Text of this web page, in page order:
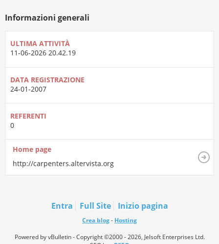
Informazioni generali
ULTIMA ATTIVITÀ
11-06-2026 20.42.19
DATA REGISTRAZIONE
24-01-2007
REFERENTI
0
Home page
http://carpenters.altervista.org
Entra Full Site Inizio pagina
Crea blog- Hosting
Powered by vBulletin - Copyright ©2000 - 2026, Jelsoft Enterprises Ltd.